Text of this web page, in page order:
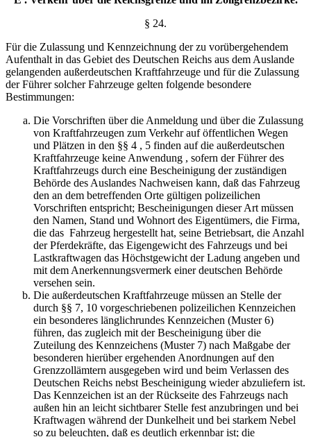
§ 24.
Für die Zulassung und Kennzeichnung der zu vorübergehendem
Aufenthalt in das Gebiet des Deutschen Reichs aus dem Auslande
gelangenden außerdeutschen Kraftfahrzeuge und für die Zulassung
der Führer solcher Fahrzeuge gelten folgende besondere
Bestimmungen:
Die Vorschriften über die Anmeldung und über die Zulassung
von Kraftfahrzeugen zum Verkehr auf öffentlichen Wegen
und Plätzen in den §§ 4 , 5 finden auf die außerdeutschen
Kraftfahrzeuge keine Anwendung , sofern der Führer des
Kraftfahrzeugs durch eine Bescheinigung der zuständigen
Behörde des Auslandes Nachweisen kann, daß das Fahrzeug
den an dem betreffenden Orte gültigen polizeilichen
Vorschriften entspricht; Bescheinigungen dieser Art müssen
den Namen, Stand und Wohnort des Eigentümers, die Firma,
die das Fahrzeug hergestellt hat, seine Betriebsart, die Anzahl
der Pferdekräfte, das Eigengewicht des Fahrzeugs und bei
Lastkraftwagen das Höchstgewicht der Ladung angeben und
mit dem Anerkennungsvermerk einer deutschen Behörde
versehen sein.
Die außerdeutschen Kraftfahrzeuge müssen an Stelle der
durch §§ 7, 10 vorgeschriebenen polizeilichen Kennzeichen
ein besonderes länglichrundes Kennzeichen (Muster 6)
führen, das zugleich mit der Bescheinigung über die
Zuteilung des Kennzeichens (Muster 7) nach Maßgabe der
besonderen hierüber ergehenden Anordnungen auf den
Grenzzollämtern ausgegeben wird und beim Verlassen des
Deutschen Reichs nebst Bescheinigung wieder abzuliefern ist.
Das Kennzeichen ist an der Rückseite des Fahrzeugs nach
außen hin an leicht sichtbarer Stelle fest anzubringen und bei
Kraftwagen während der Dunkelheit und bei starkem Nebel
so zu beleuchten, daß es deutlich erkennbar ist; die